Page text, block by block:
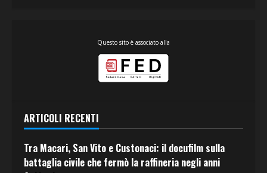
Questo sito è associato alla
ARTICOLI RECENTI
Tra Macari, San Vito e Custonaci: il docufilm sulla
battaglia civile che fermò la raffineria negli anni